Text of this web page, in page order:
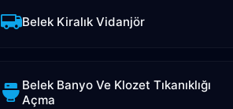
Belek Kiralık Vidanjör
Belek Banyo Ve Klozet Tıkanıklığı
Açma